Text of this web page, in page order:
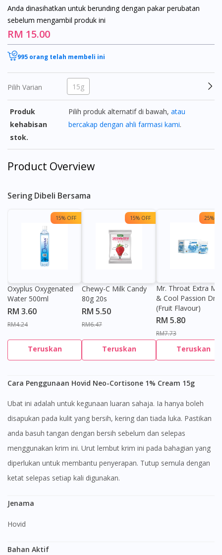
Anda dinasihatkan untuk berunding dengan pakar perubatan
sebelum mengambil produk ini
RM 15.00
995 orang telah membeli ini
Pilih Varian 15g
Produk
kehabisan
stok.
Pilih produk alternatif di bawah,atau
bercakap dengan ahli farmasi kami.
Product Overview
Sering Dibeli Bersama
15% OFF
Oxyplus Oxygenated
Water 500ml
RM 3.60
RM4.24
Teruskan
15% OFF
Chewy-C Milk Candy
80g 20s
RM 5.50
RM6.47
Teruskan
25%
Mr. Throat Extra
& Cool Passion
(Fruit Flavour)
RM 5.80
RM7.73
Teruskan
Cara Penggunaan Hovid Neo-Cortisone 1% Cream 15g
Ubat ini adalah untuk kegunaan luaran sahaja. Ia hanya boleh
disapukan pada kulit yang bersih, kering dan tiada luka. Pastikan
anda basuh tangan dengan bersih sebelum dan selepas
menggunakan krim ini. Urut lembut krim ini pada bahagian yang
diperlukan untuk membantu penyerapan. Tutup semula dengan
ketat selepas setiap kali digunakan.
Jenama
Hovid
Bahan Aktif